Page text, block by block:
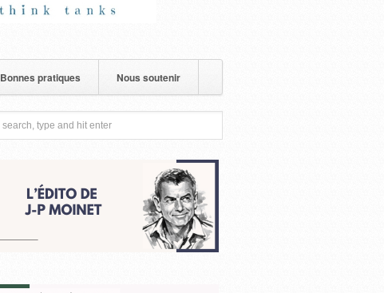
Bonnes pratiques Nous soutenir